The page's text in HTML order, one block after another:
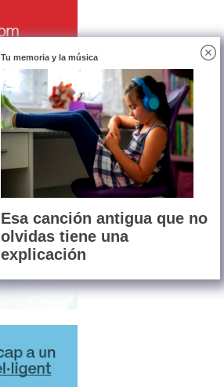
Tu memoria y la música
Esa canción antigua que no
olvidas tiene una
explicación